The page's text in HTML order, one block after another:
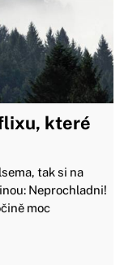
které
tak si na
Neprochladni!
moc